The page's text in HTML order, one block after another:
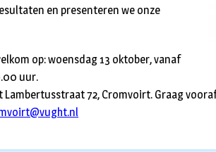
en presenteren we onze
op: woensdag 13 oktober, vanaf
uur.
Lambertusstraat 72, Cromvoirt. Graag